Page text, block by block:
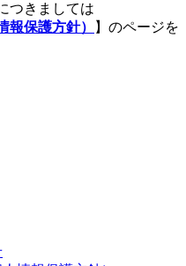
つきましては
報保護方針）
】のページを